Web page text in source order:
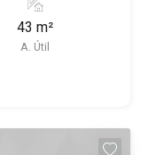
2
em Venda,
43 m²
A. Útil